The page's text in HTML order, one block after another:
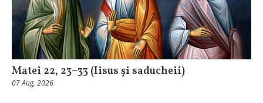
Matei 22, 23–33 (Iisus și saducheii)
07 Aug, 2026